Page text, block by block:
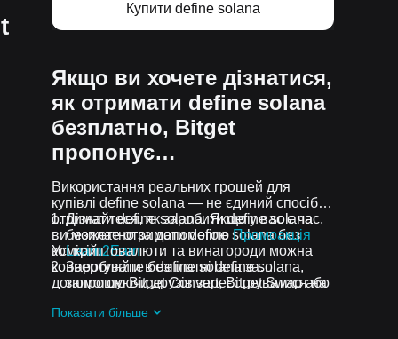
Купити define solana
Якщо ви хочете дізнатися,
як отримати define solana
безплатно, Bitget
пропонує…
Використання реальних грошей для
купівлі define solana — не єдиний спосіб
отримати define solana. Якщо у вас є час,
ви можете отримати define solana без
комісій.
Дізнайтеся, як заробити define solana
безплатно за допомогоюПромоакція
Learn2Earn
Заробляйте безплатні define solana,
запрошуючи друзів зареєструватися на
Отримуйте безплатні define solana у
Усі криптовалюти та винагороди можна
конвертувати в define solana за
допомогою Bitget Convert, Bitget Swap або
Показати більше